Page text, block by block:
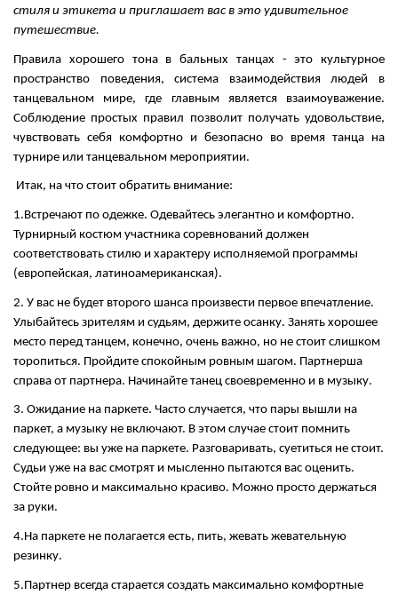
стиля и этикета и приглашает вас в это удивительное
путешествие.
Правила хорошего тона в бальных танцах - это культурное
пространство поведения, система взаимодействия людей в
танцевальном мире, где главным является взаимоуважение.
Соблюдение простых правил позволит получать удовольствие,
чувствовать себя комфортно и безопасно во время танца на
турнире или танцевальном мероприятии.
Итак, на что стоит обратить внимание:
1.Встречают по одежке. Одевайтесь элегантно и комфортно.
Турнирный костюм участника соревнований должен
соответствовать стилю и характеру исполняемой программы
(европейская, латиноамериканская).
2. У вас не будет второго шанса произвести первое впечатление.
Улыбайтесь зрителям и судьям, держите осанку. Занять хорошее
место перед танцем, конечно, очень важно, но не стоит слишком
торопиться. Пройдите спокойным ровным шагом. Партнерша
справа от партнера. Начинайте танец своевременно и в музыку.
3. Ожидание на паркете. Часто случается, что пары вышли на
паркет, а музыку не включают. В этом случае стоит помнить
следующее: вы уже на паркете. Разговаривать, суетиться не стоит.
Судьи уже на вас смотрят и мысленно пытаются вас оценить.
Стойте ровно и максимально красиво. Можно просто держаться
за руки.
4.На паркете не полагается есть, пить, жевать жевательную
резинку.
5.Партнер всегда старается создать максимально комфортные